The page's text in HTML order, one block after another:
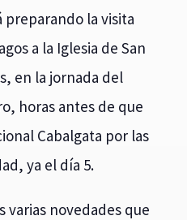
preparando la visita
a la Iglesia de San
en la jornada del
horas antes de que
Cabalgata por las
ya el día 5.
varias novedades que